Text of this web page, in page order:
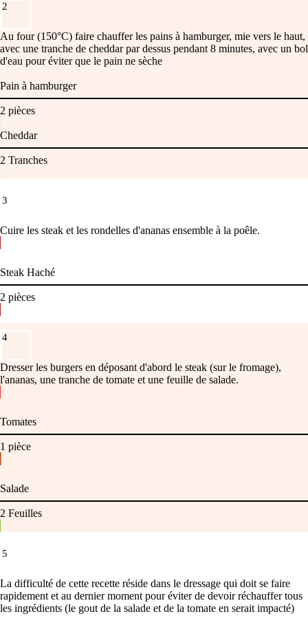
2
Au four (150°C) faire chauffer les pains à hamburger, mie vers le haut,
avec une tranche de cheddar par dessus pendant 8 minutes, avec un bol
d'eau pour éviter que le pain ne sèche
Pain à hamburger
2 pièces
Cheddar
2 Tranches
3
Cuire les steak et les rondelles d'ananas ensemble à la poêle.
Steak Haché
2 pièces
4
Dresser les burgers en déposant d'abord le steak (sur le fromage),
l'ananas, une tranche de tomate et une feuille de salade.
Tomates
1 pièce
Salade
2 Feuilles
5
La difficulté de cette recette réside dans le dressage qui doit se faire
rapidement et au dernier moment pour éviter de devoir réchauffer tous
les ingrédients (le gout de la salade et de la tomate en serait impacté)